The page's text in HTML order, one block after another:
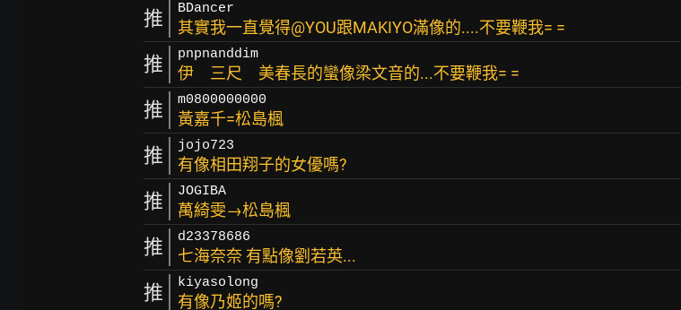
推 BDancer
其實我一直覺得@YOU跟MAKIYO滿像的....不要鞭我= =
推 pnpnanddim
伊 三尺 美春長的蠻像梁文音的...不要鞭我= =
推 m0800000000
黃嘉千=松島楓
推 jojo723
有像相田翔子的女優嗎?
推 JOGIBA
萬綺雯→松島楓
推 d23378686
七海奈奈 有點像劉若英...
推 kiyasolong
有像乃姬的嗎?